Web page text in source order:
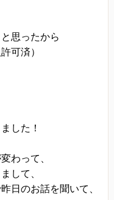
思ったから
可済）
した！
わって、
して、
日のお話を聞いて、